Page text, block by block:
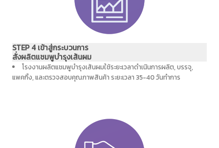
STEP 4 เข้าสู่กระบวนการ
สั่งผลิตแชมพูบำรุงเส้นผม
โรงงานผลิตแชมพูบำรุงเส้นผมใช้ระยะเวลาดำเนินการผลิต, บรรจุ,
แพคกิ้ง, และตรวจสอบคุณภาพสินค้า ระยะเวลา 35-40 วันทำการ